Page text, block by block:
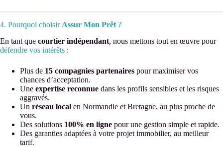
4. Pourquoi choisir Assur Mon Prêt ?
En tant que courtier indépendant, nous mettons tout en œuvre pour
défendre vos intérêts :
Plus de 15 compagnies partenaires pour maximiser vos
chances d’acceptation.
Une expertise reconnue dans les profils sensibles et les risques
aggravés.
Un réseau local en Normandie et Bretagne, au plus proche de
vous.
Des solutions 100% en ligne pour une gestion simple et rapide.
Des garanties adaptées à votre projet immobilier, au meilleur
tarif.